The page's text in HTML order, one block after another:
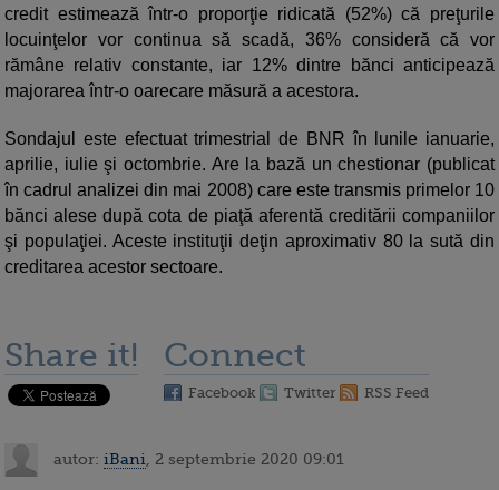
credit estimează într-o proporţie ridicată (52%) că preţurile
locuinţelor vor continua să scadă, 36% consideră că vor
rămâne relativ constante, iar 12% dintre bănci anticipează
majorarea într-o oarecare măsură a acestora.
Sondajul este efectuat trimestrial de BNR în lunile ianuarie,
aprilie, iulie şi octombrie. Are la bază un chestionar (publicat
în cadrul analizei din mai 2008) care este transmis primelor 10
bănci alese după cota de piaţă aferentă creditării companiilor
şi populaţiei. Aceste instituţii deţin aproximativ 80 la sută din
creditarea acestor sectoare.
Share it! Connect
Facebook Twitter RSS Feed
autor: iBani , 2 septembrie 2020 09:01